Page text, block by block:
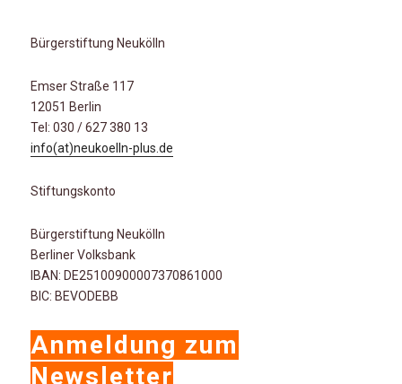
Bürgerstiftung Neukölln
Emser Straße 117
12051 Berlin
Tel: 030 / 627 380 13
info(at)neukoelln-plus.de
Stiftungskonto
Bürgerstiftung Neukölln
Berliner Volksbank
IBAN: DE25100900007370861000
BIC: BEVODEBB
Anmeldung zum
Newsletter